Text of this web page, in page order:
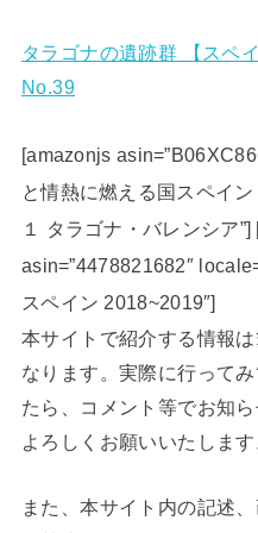
タラゴナの遺跡群 【スペ
No.39
[amazonjs
と情熱に燃える国スペイ
１ タラゴナ・バレンシア
asin=”4478821682″
スペイン 2018~2019″]
本サイトで紹介する情報
なります。実際に行って
たら、コメント等でお知
よろしくお願いいたします
また、本サイト内の記述